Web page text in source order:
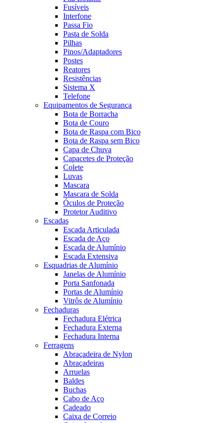
Fusíveis
Interfone
Passa Fio
Pasta de Solda
Pilhas
Pinos/Adaptadores
Postes
Reatores
Resistências
Sistema X
Telefone
Equipamentos de Segurança
Bota de Borracha
Bota de Couro
Bota de Raspa com Bico
Bota de Raspa sem Bico
Capa de Chuva
Capacetes de Proteção
Colete
Luvas
Mascara
Mascara de Solda
Óculos de Proteção
Protetor Auditivo
Escadas
Escada Articulada
Escada de Aço
Escada de Alumínio
Escada Extensiva
Esquadrias de Alumínio
Janelas de Alumínio
Porta Sanfonada
Portas de Alumínio
Vitrôs de Alumínio
Fechaduras
Fechadura Elétrica
Fechadura Externa
Fechadura Interna
Ferragens
Abraçadeira de Nylon
Abraçadeiras
Arruelas
Baldes
Buchas
Cabo de Aço
Cadeado
Caixa de Correio